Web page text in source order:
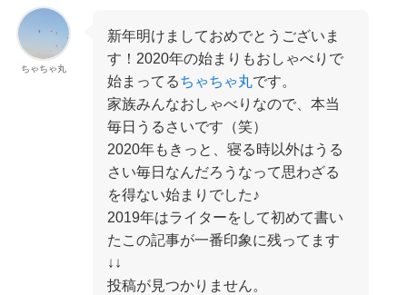
ちゃちゃ丸
新年明けましておめでとうございま
す！2020年の始まりもおしゃべりで
始まってるちゃちゃ丸です。
家族みんなおしゃべりなので、本当
毎日うるさいです（笑）
2020年もきっと、寝る時以外はうる
さい毎日なんだろうなって思わざる
を得ない始まりでした♪
2019年はライターをして初めて書い
たこの記事が一番印象に残ってます
↓↓
投稿が見つかりません。